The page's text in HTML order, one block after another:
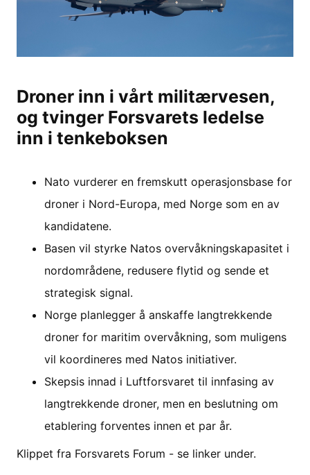
Droner inn i vårt militærvesen,
og tvinger Forsvarets ledelse
inn i tenkeboksen
Nato vurderer en fremskutt operasjonsbase for
droner i Nord-Europa, med Norge som en av
kandidatene.
Basen vil styrke Natos overvåkningskapasitet i
nordområdene, redusere flytid og sende et
strategisk signal.
Norge planlegger å anskaffe langtrekkende
droner for maritim overvåkning, som muligens
vil koordineres med Natos initiativer.
Skepsis innad i Luftforsvaret til innfasing av
langtrekkende droner, men en beslutning om
etablering forventes innen et par år.
Klippet fra Forsvarets Forum - se linker under.